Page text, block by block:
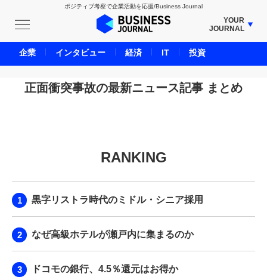
ポジティブ考察で企業活動を応援/Business Journal
YOUR
JOURNAL
BUSINESS JOURNAL
UNICORN JOURNAL
CARBON CREDITS JOURNAL
LIFE ENDING JOURNAL
BPaaS JOURNAL
正面衝突事故の最新ニュース記事 まとめ
RANKING
黒字リストラ時代のミドル・シニア採用
なぜ高級ホテルが瀬戸内に集まるのか
ドコモの銀行、4.5％還元はお得か
企業 インタビュー 経済 IT 投資